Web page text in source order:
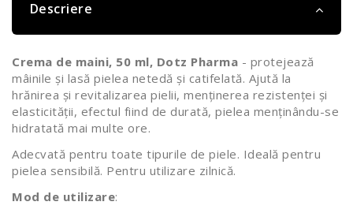
Descriere
Crema de maini, 50 ml, Dotz Pharma - protejează
mâinile şi lasă pielea netedă şi catifelată. Ajută la
hrănirea și revitalizarea pielii, menținerea rezistenței și
elasticității, efectul fiind de durată, pielea menţinându-se
hidratată mai multe ore.
Adecvată pentru toate tipurile de piele. Ideală pentru
pielea sensibilă. Pentru utilizare zilnică.
Mod de utilizare: